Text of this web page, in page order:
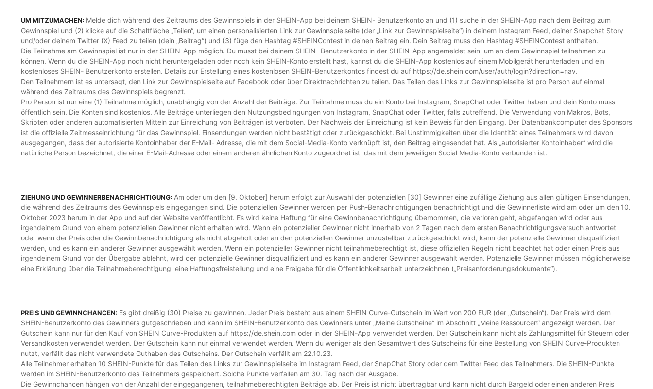
UM MITZUMACHEN: Melde dich während des Zeitraums des Gewinnspiels in der SHEIN-App bei deinem SHEIN- Benutzerkonto an und (1) suche in der SHEIN-App nach dem Beitrag zum
Gewinnspiel und (2) klicke auf die Schaltfläche „Teilen“, um einen personalisierten Link zur Gewinnspielseite (der „Link zur Gewinnspielseite“) in deinem Instagram Feed, deiner Snapchat Story
und/oder deinem Twitter (X) Feed zu teilen (dein „Beitrag“) und (3) füge den Hashtag #SHEINContest in deinen Beitrag ein. Dein Beitrag muss den Hashtag #SHEINContest enthalten.
Die Teilnahme am Gewinnspiel ist nur in der SHEIN-App möglich. Du musst bei deinem SHEIN- Benutzerkonto in der SHEIN-App angemeldet sein, um an dem Gewinnspiel teilnehmen zu
können. Wenn du die SHEIN-App noch nicht heruntergeladen oder noch kein SHEIN-Konto erstellt hast, kannst du die SHEIN-App kostenlos auf einem Mobilgerät herunterladen und ein
kostenloses SHEIN- Benutzerkonto erstellen. Details zur Erstellung eines kostenlosen SHEIN-Benutzerkontos findest du auf https://de.shein.com/user/auth/login?direction=nav.
Den Teilnehmern ist es untersagt, den Link zur Gewinnspielseite auf Facebook oder über Direktnachrichten zu teilen. Das Teilen des Links zur Gewinnspielseite ist pro Person auf einmal
während des Zeitraums des Gewinnspiels begrenzt.
Pro Person ist nur eine (1) Teilnahme möglich, unabhängig von der Anzahl der Beiträge. Zur Teilnahme muss du ein Konto bei Instagram, SnapChat oder Twitter haben und dein Konto muss
öffentlich sein. Die Konten sind kostenlos. Alle Beiträge unterliegen den Nutzungsbedingungen von Instagram, SnapChat oder Twitter, falls zutreffend. Die Verwendung von Makros, Bots,
Skripten oder anderen automatisierten Mitteln zur Einreichung von Beiträgen ist verboten. Der Nachweis der Einreichung ist kein Beweis für den Eingang. Der Datenbankcomputer des Sponsors
ist die offizielle Zeitmesseinrichtung für das Gewinnspiel. Einsendungen werden nicht bestätigt oder zurückgeschickt. Bei Unstimmigkeiten über die Identität eines Teilnehmers wird davon
ausgegangen, dass der autorisierte Kontoinhaber der E-Mail- Adresse, die mit dem Social-Media-Konto verknüpft ist, den Beitrag eingesendet hat. Als „autorisierter Kontoinhaber“ wird die
natürliche Person bezeichnet, die einer E-Mail-Adresse oder einem anderen ähnlichen Konto zugeordnet ist, das mit dem jeweiligen Social Media-Konto verbunden ist.
ZIEHUNG UND GEWINNERBENACHRICHTIGUNG: Am oder um den [9. Oktober] herum erfolgt zur Auswahl der potenziellen [30] Gewinner eine zufällige Ziehung aus allen gültigen Einsendungen,
die während des Zeitraums des Gewinnspiels eingegangen sind. Die potenziellen Gewinner werden per Push-Benachrichtigungen benachrichtigt und die Gewinnerliste wird am oder um den 10.
Oktober 2023 herum in der App und auf der Website veröffentlicht. Es wird keine Haftung für eine Gewinnbenachrichtigung übernommen, die verloren geht, abgefangen wird oder aus
irgendeinem Grund von einem potenziellen Gewinner nicht erhalten wird. Wenn ein potenzieller Gewinner nicht innerhalb von 2 Tagen nach dem ersten Benachrichtigungsversuch antwortet
oder wenn der Preis oder die Gewinnbenachrichtigung als nicht abgeholt oder an den potenziellen Gewinner unzustellbar zurückgeschickt wird, kann der potenzielle Gewinner disqualifiziert
werden, und es kann ein anderer Gewinner ausgewählt werden. Wenn ein potenzieller Gewinner nicht teilnahmeberechtigt ist, diese offiziellen Regeln nicht beachtet hat oder einen Preis aus
irgendeinem Grund vor der Übergabe ablehnt, wird der potenzielle Gewinner disqualifiziert und es kann ein anderer Gewinner ausgewählt werden. Potenzielle Gewinner müssen möglicherweise
eine Erklärung über die Teilnahmeberechtigung, eine Haftungsfreistellung und eine Freigabe für die Öffentlichkeitsarbeit unterzeichnen („Preisanforderungsdokumente“).
PREIS UND GEWINNCHANCEN: Es gibt dreißig (30) Preise zu gewinnen. Jeder Preis besteht aus einem SHEIN Curve-Gutschein im Wert von 200 EUR (der „Gutschein“). Der Preis wird dem
SHEIN-Benutzerkonto des Gewinners gutgeschrieben und kann im SHEIN-Benutzerkonto des Gewinners unter „Meine Gutscheine“ im Abschnitt „Meine Ressourcen“ angezeigt werden. Der
Gutschein kann nur für den Kauf von SHEIN Curve-Produkten auf https://de.shein.com oder in der SHEIN-App verwendet werden. Der Gutschein kann nicht als Zahlungsmittel für Steuern oder
Versandkosten verwendet werden. Der Gutschein kann nur einmal verwendet werden. Wenn du weniger als den Gesamtwert des Gutscheins für eine Bestellung von SHEIN Curve-Produkten
nutzt, verfällt das nicht verwendete Guthaben des Gutscheins. Der Gutschein verfällt am 22.10.23.
Alle Teilnehmer erhalten 10 SHEIN-Punkte für das Teilen des Links zur Gewinnspielseite im Instagram Feed, der SnapChat Story oder dem Twitter Feed des Teilnehmers. Die SHEIN-Punkte
werden im SHEIN-Benutzerkonto des Teilnehmers gespeichert. Solche Punkte verfallen am 30. Tag nach der Ausgabe.
Die Gewinnchancen hängen von der Anzahl der eingegangenen, teilnahmeberechtigten Beiträge ab. Der Preis ist nicht übertragbar und kann nicht durch Bargeld oder einen anderen Preis